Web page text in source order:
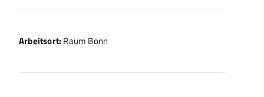
Arbeitsort: Raum Bonn